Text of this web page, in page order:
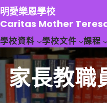
跳
至
主
要
容
明愛樂恩學校
Caritas Mother
學校資料 學校文件 課程
家長教職